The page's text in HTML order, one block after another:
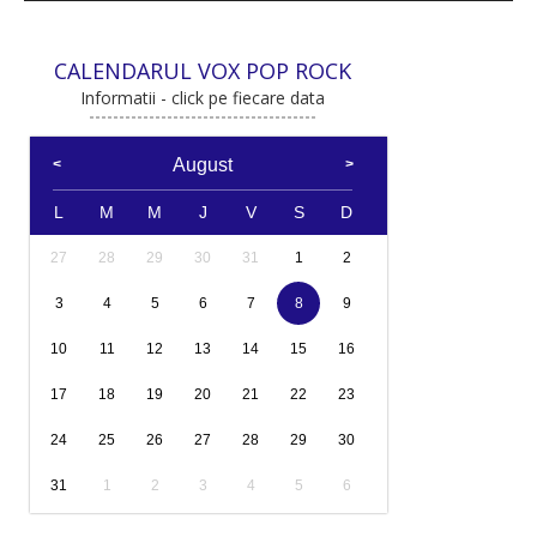
CALENDARUL VOX POP ROCK
Informatii - click pe fiecare data
August
L M M J V S D
27 28 29 30 31 1 2
3 4 5 6 7 8 9
10 11 12 13 14 15 16
17 18 19 20 21 22 23
24 25 26 27 28 29 30
31 1 2 3 4 5 6